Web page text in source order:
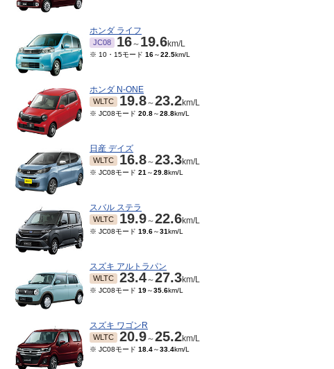
ホンダ ライフ
JC08 16～ 19.6km/L
※ 10・15モード 16～22.5km/L
ホンダ N-ONE
WLTC 19.8～23.2km/L
※ JC08モード 20.8～28.8km/L
日産 デイズ
WLTC 16.8～23.3km/L
※ JC08モード 21 ～29.8km/L
スバル ステラ
WLTC 19.9～22.6km/L
※ JC08モード 19.6～31km/L
スズキ アルトラパン
WLTC 23.4～27.3km/L
※ JC08モード 19～35.6km/L
スズキ ワゴンR
WLTC 20.9～25.2km/L
※ JC08モード 18.4～33.4km/L